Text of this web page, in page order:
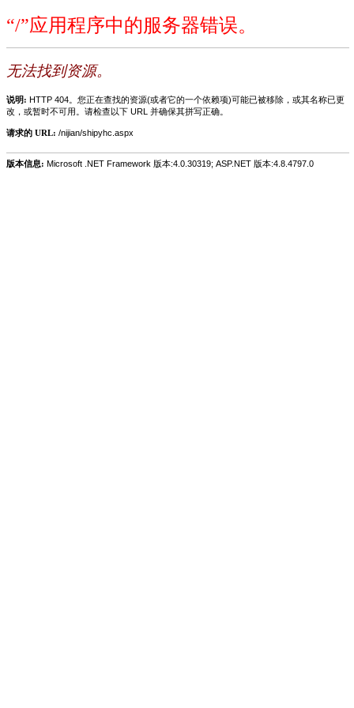
“/”应用程序中的服务器错误。
无法找到资源。
说明: HTTP 404。您正在查找的资源(或者它的一个依赖项)可能已被移除，或其名称已更
改，或暂时不可用。请检查以下 URL 并确保其拼写正确。
请求的 URL: /nijian/shipyhc.aspx
版本信息: Microsoft .NET Framework 版本:4.0.30319; ASP.NET 版本:4.8.4797.0